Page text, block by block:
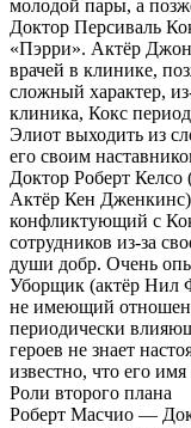
молодой пары, а
Доктор Персиваль
«Пэрри». Актёр
врачей в клинике,
сложный характер,
клиника, Кокс
Элиот выходить из
его своим
Доктор Роберт
Актёр Кен
конфликтующий с
сотрудников из-за
души добр. Очень
Уборщик (актёр Нил
не имеющий
периодически
героев не знает
известно, что его
Роли второго плана
Роберт Масчио —